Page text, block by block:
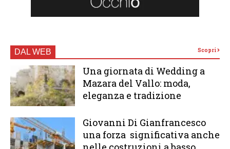
DAL WEB Scopri
Una giornata di Wedding a
Mazara del Vallo: moda,
eleganza e tradizione
Giovanni Di Gianfrancesco
una forza significativa anche